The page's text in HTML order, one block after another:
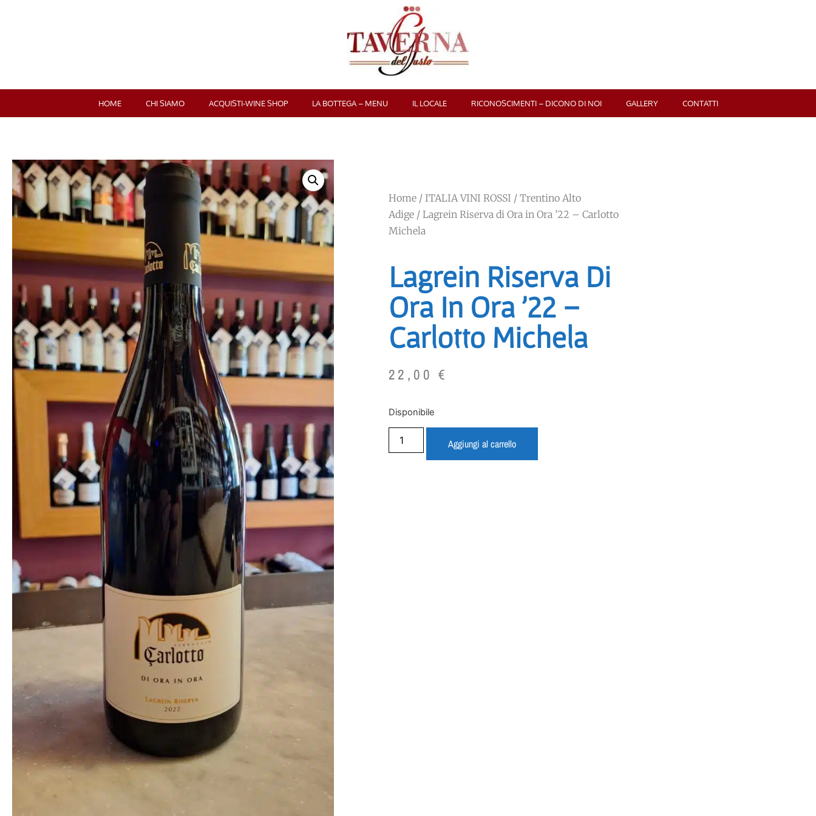
HOME CHI SIAMO ACQUISTI-WINE SHOP LA BOTTEGA – MENU IL LOCALE RICONOSCIMENTI – DICONO DI NOI GALLERY CONTATTI
Home / ITALIA VINI ROSSI / Trentino Alto
Adige / Lagrein Riserva di Ora in Ora ’22 – Carlotto
Michela
Lagrein Riserva Di
Ora In Ora ’22 –
Carlotto Michela
22,00€
Disponibile
Aggiungi al carrello